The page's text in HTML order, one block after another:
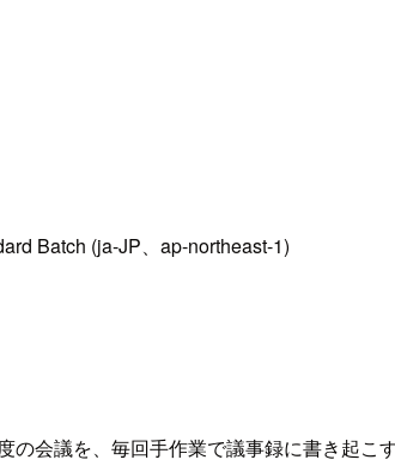
Batch (ja-JP、ap-northeast-1)
の会議を、毎回手作業で議事録に書き起こ